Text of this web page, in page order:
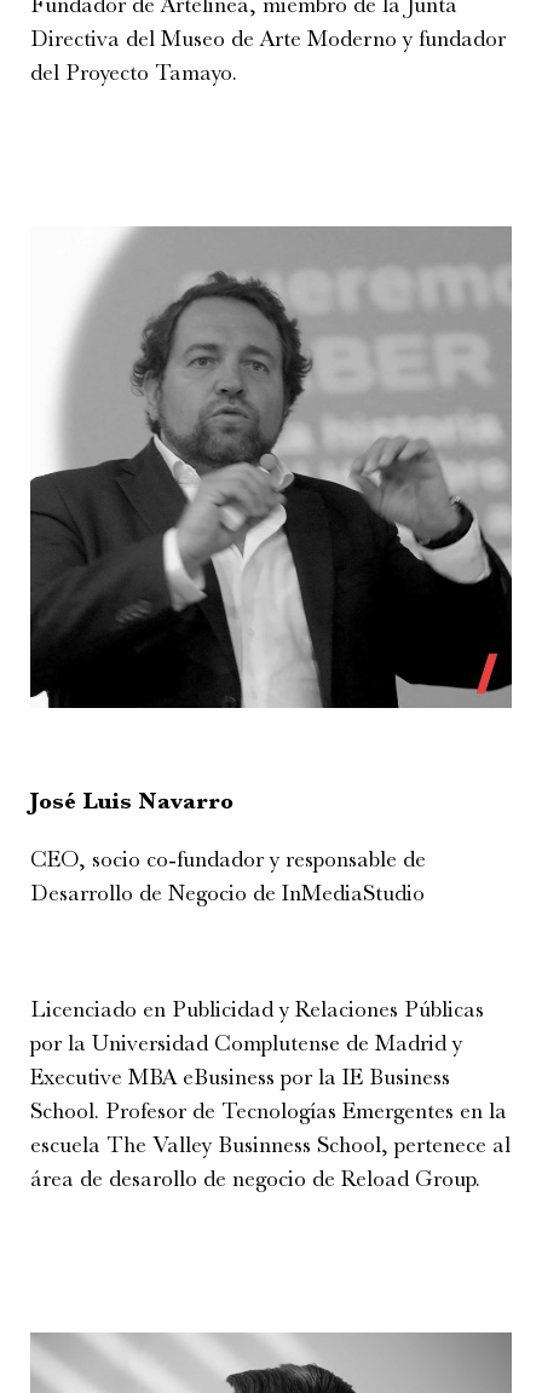
Directiva del Museo de Arte Moderno y fundador
del Proyecto Tamayo.
José Luis Navarro
CEO, socio co-fundador y responsable de
Desarrollo de Negocio de InMediaStudio
Licenciado en Publicidad y Relaciones Públicas
por la Universidad Complutense de Madrid y
Executive MBA eBusiness por la IE Business
School. Profesor de Tecnologías Emergentes en la
escuela The Valley Businness School, pertenece al
área de desarollo de negocio de Reload Group.